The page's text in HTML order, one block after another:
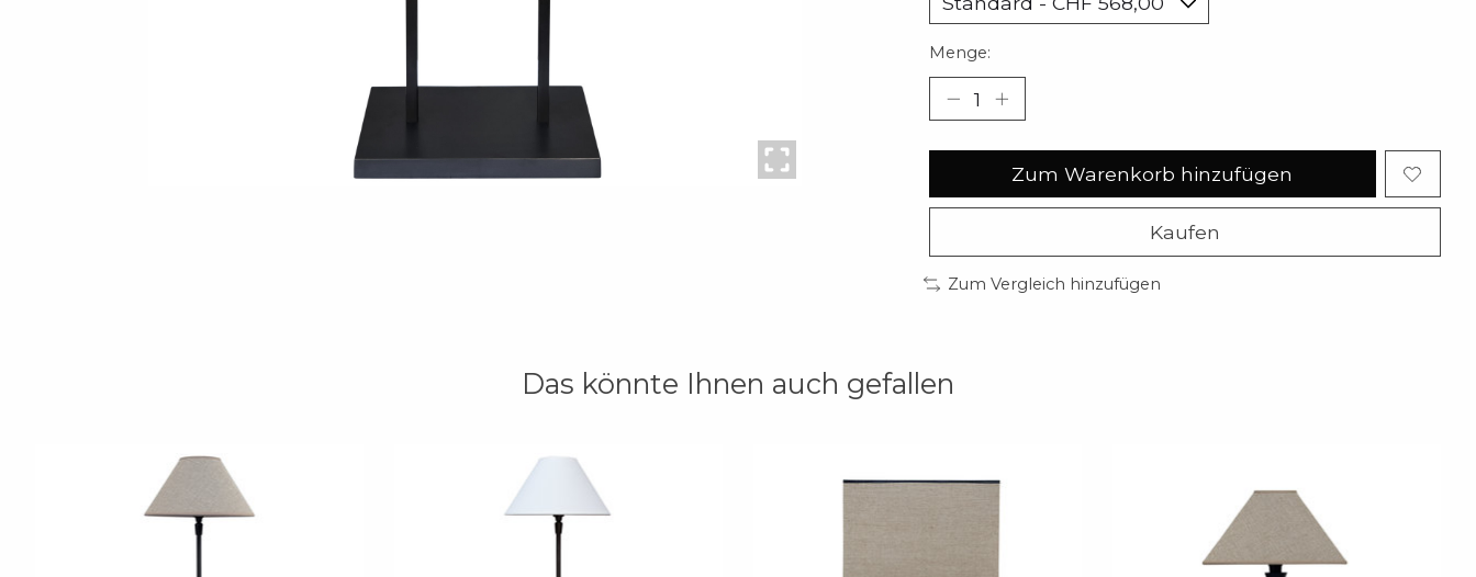
Menge:
Zum Warenkorb hinzufügen
Kaufen
Zum Vergleich hinzufügen
Das könnte Ihnen auch gefallen
Produkt-Karussell-Artikel